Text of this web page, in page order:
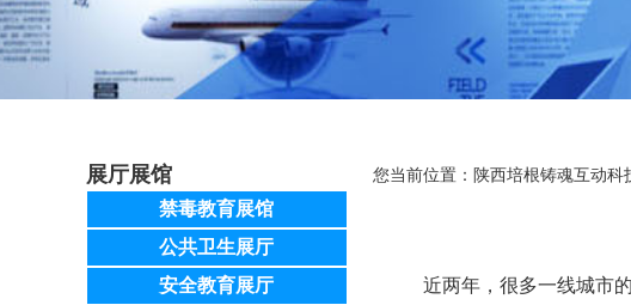
您当前位置： 陕西培根铸魂互动科
展厅展馆
禁毒教育展馆
公共卫生展厅
安全教育展厅
近两年，很多一线城市